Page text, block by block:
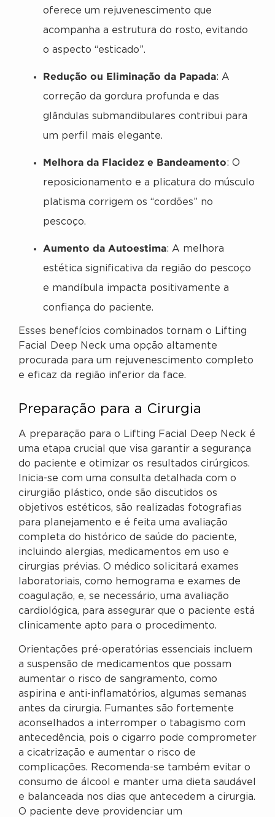
oferece um rejuvenescimento que
acompanha a estrutura do rosto, evitando
o aspecto “esticado”.
Redução ou Eliminação da Papada: A
correção da gordura profunda e das
glândulas submandibulares contribui para
um perfil mais elegante.
Melhora da Flacidez e Bandeamento: O
reposicionamento e a plicatura do músculo
platisma corrigem os “cordões” no
pescoço.
Aumento da Autoestima: A melhora
estética significativa da região do pescoço
e mandíbula impacta positivamente a
confiança do paciente.
Esses benefícios combinados tornam o Lifting
Facial Deep Neck uma opção altamente
procurada para um rejuvenescimento completo
e eficaz da região inferior da face.
Preparação para a Cirurgia
A preparação para o Lifting Facial Deep Neck é
uma etapa crucial que visa garantir a segurança
do paciente e otimizar os resultados cirúrgicos.
Inicia-se com uma consulta detalhada com o
cirurgião plástico, onde são discutidos os
objetivos estéticos, são realizadas fotografias
para planejamento e é feita uma avaliação
completa do histórico de saúde do paciente,
incluindo alergias, medicamentos em uso e
cirurgias prévias. O médico solicitará exames
laboratoriais, como hemograma e exames de
coagulação, e, se necessário, uma avaliação
cardiológica, para assegurar que o paciente está
clinicamente apto para o procedimento.
Orientações pré-operatórias essenciais incluem
a suspensão de medicamentos que possam
aumentar o risco de sangramento, como
aspirina e anti-inflamatórios, algumas semanas
antes da cirurgia. Fumantes são fortemente
aconselhados a interromper o tabagismo com
antecedência, pois o cigarro pode comprometer
a cicatrização e aumentar o risco de
complicações. Recomenda-se também evitar o
consumo de álcool e manter uma dieta saudável
e balanceada nos dias que antecedem a cirurgia.
O paciente deve providenciar um